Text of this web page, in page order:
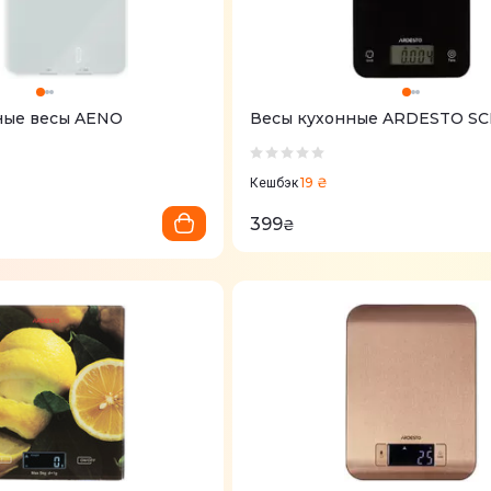
весы AENO Весы кухонные ARDESTO
Кешбэк19 ₴
399₴